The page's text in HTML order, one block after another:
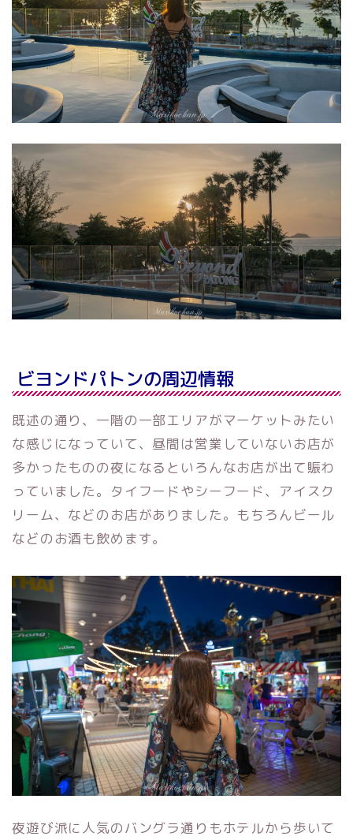
ビヨンドパトンの周辺情報
既述の通り、一階の一部エリアがマーケットみたい
な感じになっていて、昼間は営業していないお店が
多かったものの夜になるといろんなお店が出て賑わ
っていました。タイフードやシーフード、アイスク
リーム、などのお店がありました。もちろんビール
などのお酒も飲めます。
夜遊び派に人気のバングラ通りもホテルから歩いて